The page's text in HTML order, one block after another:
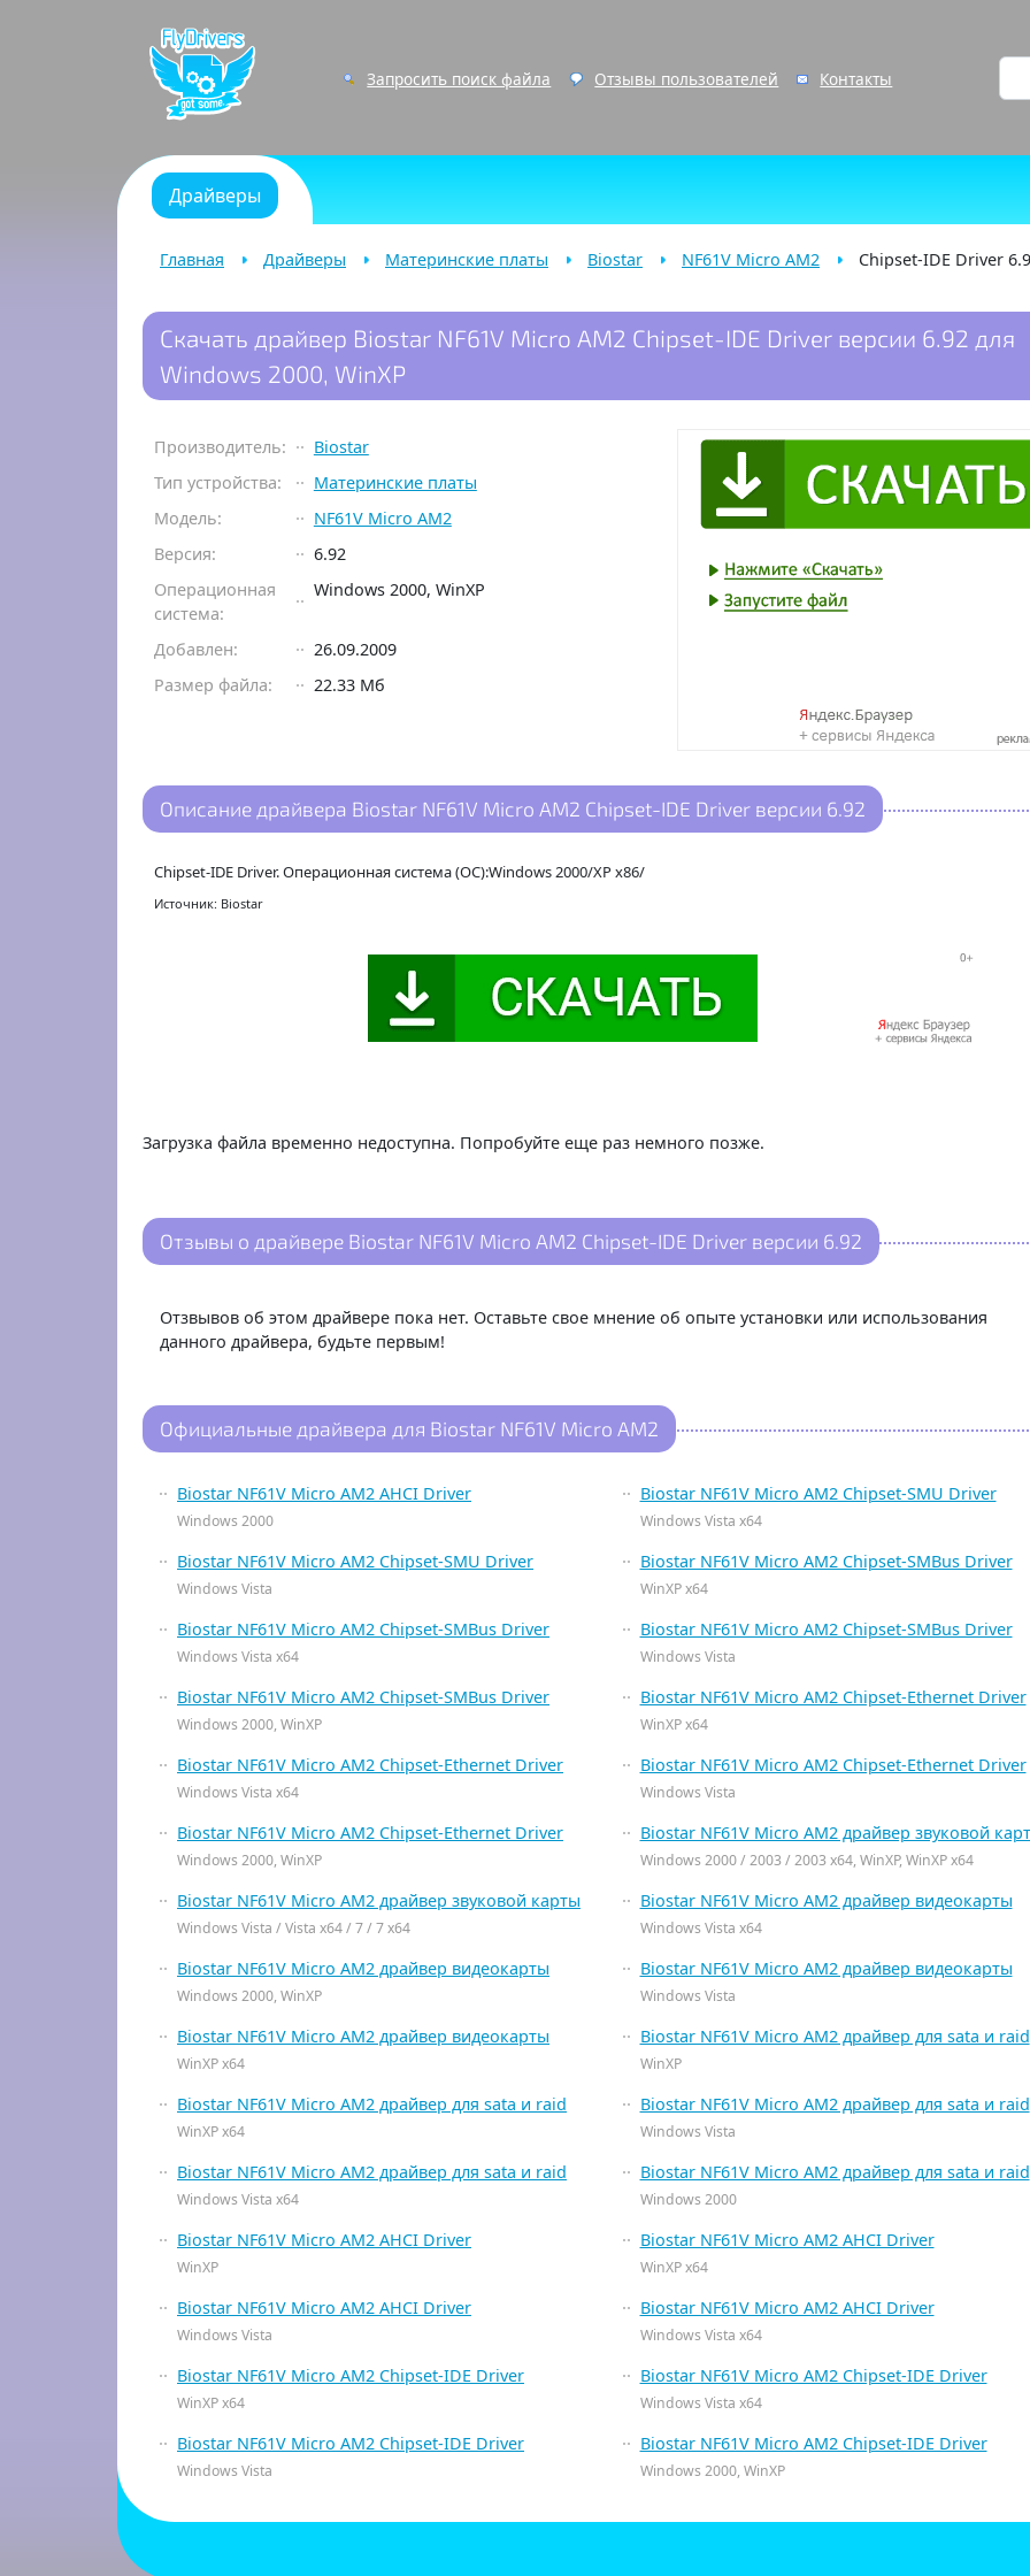
Запросить поиск файла Отзывы пользователей Контакты
Драйверы
Главная Драйверы Материнские платы Biostar NF61V Micro AM2 Chipset-IDE Driver
Скачать драйвер Biostar NF61V Micro AM2 Chipset-IDE Driver версии 6.92 для
Windows 2000, WinXP
Производитель:
Biostar
Тип устройства:
Материнские платы
Модель:
NF61V Micro AM2
Версия:
6.92
Операционная
система:
Windows 2000, WinXP
Добавлен:
26.09.2009
Размер файла:
22.33 Мб
Описание драйвера Biostar NF61V Micro AM2 Chipset-IDE Driver версии 6.92
Chipset-IDE Driver. Операционная система (ОС):Windows 2000/XP x86/
Источник: Biostar
Загрузка файла временно недоступна. Попробуйте еще раз немного позже.
Отзывы о драйвере Biostar NF61V Micro AM2 Chipset-IDE Driver версии 6.92
Отзвывов об этом драйвере пока нет. Оставьте свое мнение об опыте установки или использования
данного драйвера, будьте первым!
Официальные драйвера для Biostar NF61V Micro AM2
Biostar NF61V Micro AM2 AHCI Driver
Windows 2000
Biostar NF61V Micro AM2 Chipset-SMU Driver
Windows Vista x64
Biostar NF61V Micro AM2 Chipset-SMU Driver
Windows Vista
Biostar NF61V Micro AM2 Chipset-SMBus Driver
WinXP x64
Biostar NF61V Micro AM2 Chipset-SMBus Driver
Windows Vista x64
Biostar NF61V Micro AM2 Chipset-SMBus Driver
Windows Vista
Biostar NF61V Micro AM2 Chipset-SMBus Driver
Windows 2000, WinXP
Biostar NF61V Micro AM2 Chipset-Ethernet Driver
WinXP x64
Biostar NF61V Micro AM2 Chipset-Ethernet Driver
Windows Vista x64
Biostar NF61V Micro AM2 Chipset-Ethernet Driver
Windows Vista
Biostar NF61V Micro AM2 Chipset-Ethernet Driver
Windows 2000, WinXP
Biostar NF61V Micro AM2 драйвер звуковой
Windows 2000 / 2003 / 2003 x64, WinXP, WinXP x64
Biostar NF61V Micro AM2 драйвер звуковой карты
Windows Vista / Vista x64 / 7 / 7 x64
Biostar NF61V Micro AM2 драйвер видеокарты
Windows Vista x64
Biostar NF61V Micro AM2 драйвер видеокарты
Windows 2000, WinXP
Biostar NF61V Micro AM2 драйвер видеокарты
Windows Vista
Biostar NF61V Micro AM2 драйвер видеокарты
WinXP x64
Biostar NF61V Micro AM2 драйвер для sata и raid
WinXP
Biostar NF61V Micro AM2 драйвер для sata и raid
WinXP x64
Biostar NF61V Micro AM2 драйвер для sata и raid
Windows Vista
Biostar NF61V Micro AM2 драйвер для sata и raid
Windows Vista x64
Biostar NF61V Micro AM2 драйвер для sata и raid
Windows 2000
Biostar NF61V Micro AM2 AHCI Driver
WinXP
Biostar NF61V Micro AM2 AHCI Driver
WinXP x64
Biostar NF61V Micro AM2 AHCI Driver
Windows Vista
Biostar NF61V Micro AM2 AHCI Driver
Windows Vista x64
Biostar NF61V Micro AM2 Chipset-IDE Driver
WinXP x64
Biostar NF61V Micro AM2 Chipset-IDE Driver
Windows Vista x64
Biostar NF61V Micro AM2 Chipset-IDE Driver
Windows Vista
Biostar NF61V Micro AM2 Chipset-IDE Driver
Windows 2000, WinXP